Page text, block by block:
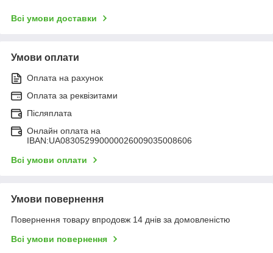
Всі умови доставки
Умови оплати
Оплата на рахунок
Оплата за реквізитами
Післяплата
Онлайн оплата на
IBAN:UA083052990000026009035008606
Всі умови оплати
Умови повернення
Повернення товару впродовж 14 днів за домовленістю
Всі умови повернення